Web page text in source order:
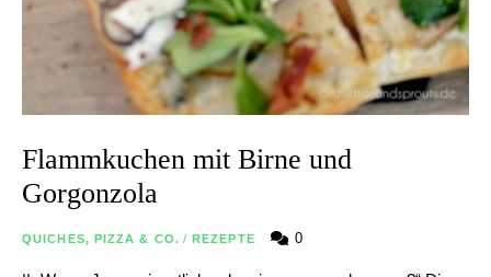
Flammkuchen mit Birne und
Gorgonzola
QUICHES, PIZZA & CO. / REZEPTE 0